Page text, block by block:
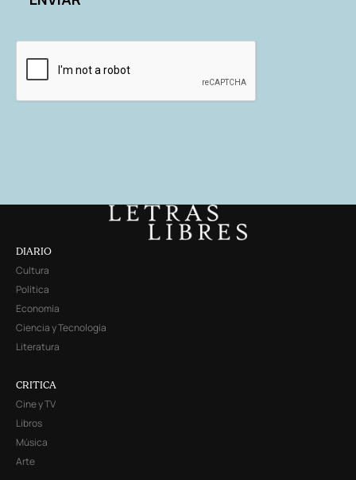
DIARIO
Cultura
Política
Economía
Ciencia y Tecnología
Literatura
CRITICA
Cine y TV
Libros
Música
Arte